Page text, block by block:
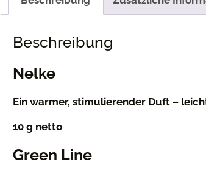
Beschreibung
Nelke
Ein warmer, stimulierender Duft –
10 g netto
Green Line